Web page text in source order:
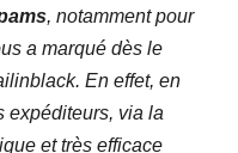
, notamment pour
a marqué dès le
. En effet, en
expéditeurs, via la
et très efficace